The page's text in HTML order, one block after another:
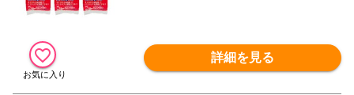
詳細を見る